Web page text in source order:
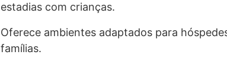
estadias com crianças.
Oferece ambientes adaptados para
famílias.